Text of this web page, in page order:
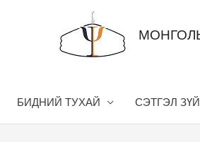
БИДНИЙ ТУХАЙ СЭТГЭЛ